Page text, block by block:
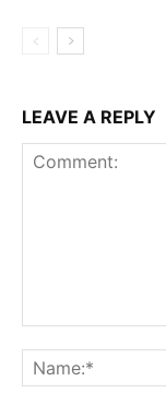
LEAVE A REPLY